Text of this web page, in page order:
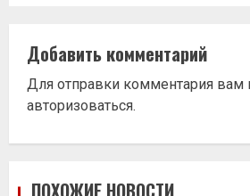
Добавить комментарий
Для отправки комментария вам
авторизоваться.
ПОХОЖИЕ НОВОСТИ